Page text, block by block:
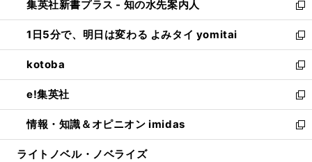
く
ド
ウ
で
開
く
ィ
ン
ド
ウ
で
開
く
い
ウ
ィ
ン
ド
ウ
で
開
く
集英社新書プラス - 知の水先案内人
新
し
い
ウ
ィ
ン
ド
ウ
で
開
1日5分で、明日は変わる よみタイ yomitai
新
し
い
ウ
ィ
ン
ド
ウ
kotoba
新
し
い
ウ
ィ
ン
e!集英社
新
し
い
ウ
情報・知識＆オピニオン imidas
新
し
ライトノベル・ノベライズ